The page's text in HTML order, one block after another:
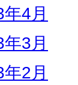
4月
3月
2月